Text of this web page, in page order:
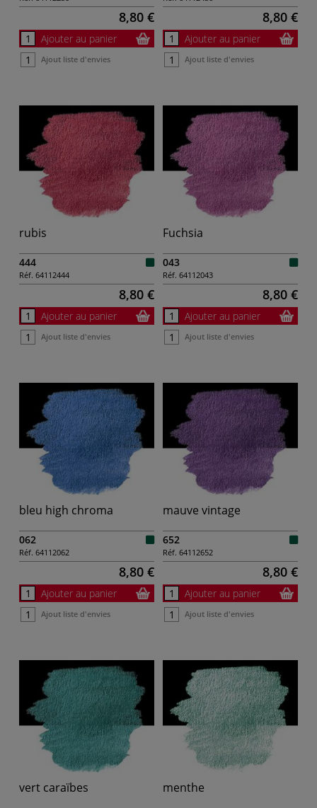
8,80 €
Ajouter au panier
Ajout liste d'envies
8,80 €
Ajouter au panier
Ajout liste d'envies
rubis
444
Réf. 64112444
8,80 €
Ajouter au panier
Ajout liste d'envies
Fuchsia
043
Réf. 64112043
8,80 €
Ajouter au panier
Ajout liste d'envies
bleu high chroma
062
Réf. 64112062
8,80 €
Ajouter au panier
Ajout liste d'envies
mauve vintage
652
Réf. 64112652
8,80 €
Ajouter au panier
Ajout liste d'envies
vert caraïbes menthe